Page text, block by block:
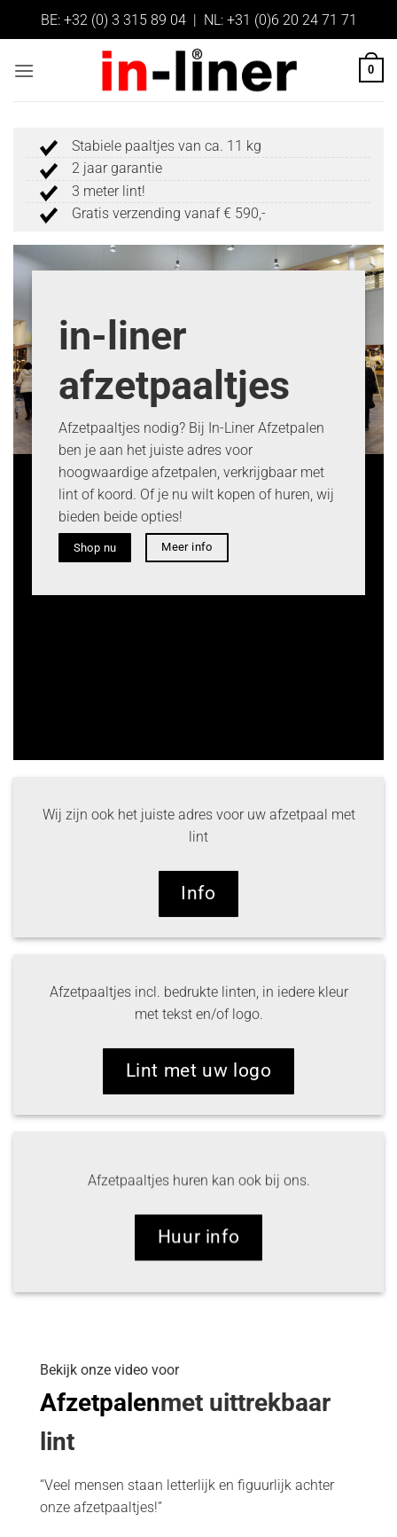
BE: +32 (0) 3 315 89 04| NL: +31 (0)6 20 24 71 71
0
Stabiele paaltjes van ca. 11 kg
2 jaar garantie
3 meter lint!
Gratis verzending vanaf € 590,-
in-liner
afzetpaaltjes
Afzetpaaltjes nodig? Bij In-Liner Afzetpalen
ben je aan het juiste adres voor
hoogwaardige afzetpalen, verkrijgbaar met
lint of koord. Of je nu wilt kopen of huren, wij
bieden beide opties!
Shop nu Meer info
Wij zijn ook het juiste adres voor uw afzetpaal met
lint
Info
Afzetpaaltjes incl. bedrukte linten, in iedere kleur
met tekst en/of logo.
Lint met uw logo
Afzetpaaltjes huren kan ook bij ons.
Huur info
Bekijk onze video voor
Afzetpalenmet uittrekbaar
lint
“Veel mensen staan letterlijk en figuurlijk achter
onze afzetpaaltjes!”